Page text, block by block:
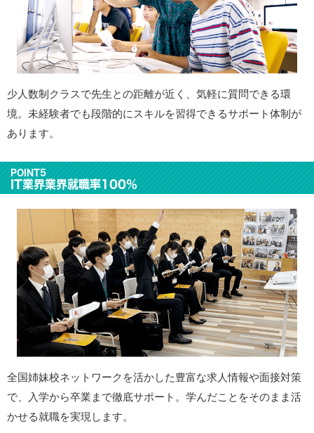
少人数制クラスで先生との距離が近く、気軽に質問できる環
境。未経験者でも段階的にスキルを習得できるサポート体制が
あります。
POINT5
IT業界業界就職率100％
全国姉妹校ネットワークを活かした豊富な求人情報や面接対策
で、入学から卒業まで徹底サポート。学んだことをそのまま活
かせる就職を実現します。